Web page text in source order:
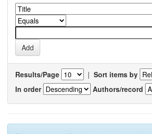
Results/Page | Sort items by
In order
Authors/record